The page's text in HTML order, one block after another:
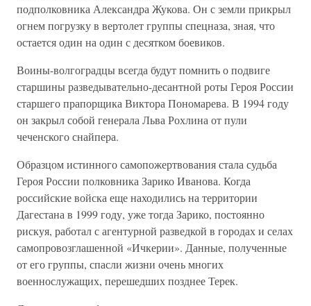
подполковника Александра Жукова. Он с земли прикрыл
огнем погрузку в вертолет группы спецназа, зная, что
остается один на один с десятком боевиков.
Воины-волгоградцы всегда будут помнить о подвиге
старшины разведывательно-десантной роты Героя России
старшего прапорщика Виктора Пономарева. В 1994 году
он закрыл собой генерала Льва Рохлина от пули
чеченского снайпера.
Образцом истинного самопожертвования стала судьба
Героя России полковника Зарико Иванова. Когда
российские войска еще находились на территории
Дагестана в 1999 году, уже тогда Зарико, постоянно
рискуя, работал с агентурной разведкой в городах и селах
самопровозглашенной «Ичкерии». Данные, полученные
от его группы, спасли жизни очень многих
военнослужащих, перешедших позднее Терек.